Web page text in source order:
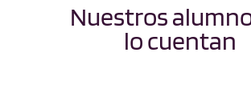
Nuestros
lo cuentan